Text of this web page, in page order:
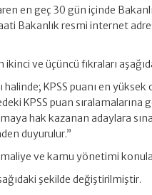
en geç 30 gün içinde
Bakanlık resmi internet
ve üçüncü fıkraları
halinde; KPSS puanı en
KPSS puan sıralamalarına
hak kazanan adaylara
duyurulur.”
ve kamu yönetimi
şekilde değiştirilmiştir.